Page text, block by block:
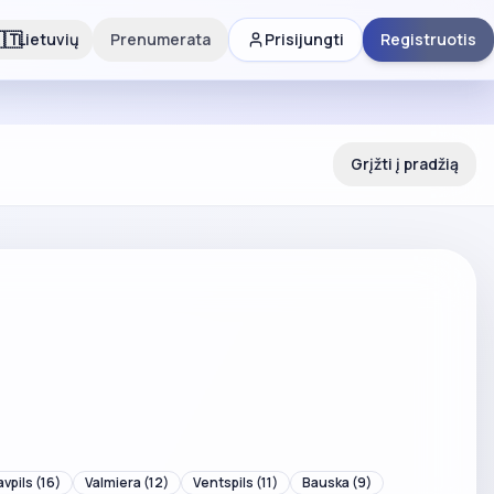
Lietuvių Prenumerata Prisijungti Registruotis
Grįžti į pradžią
(16) Valmiera (12) Ventspils (11) Bauska (9)